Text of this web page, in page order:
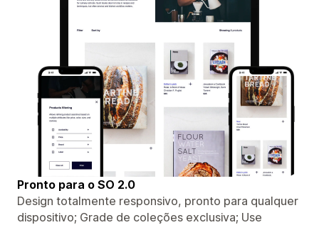
Pronto para o SO 2.0
Design totalmente responsivo, pronto para qualquer
dispositivo; Grade de coleções exclusiva; Use